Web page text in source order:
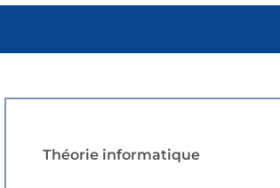
Théorie informatique